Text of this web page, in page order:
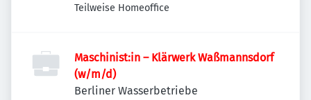
Südost, Deutschland
Teilweise Homeoffice
Maschinist:in – Klärwerk Waßmannsdorf
(w/m/d)
Berliner Wasserbetriebe